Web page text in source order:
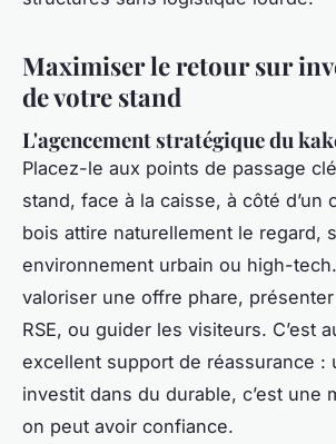
Maximiser le retour sur
de votre stand
L'agencement stratégique du
Placez-le aux points de passage
stand, face à la caisse, à côté d’un
bois attire naturellement le regard,
environnement urbain ou high-
valoriser une offre phare,
RSE, ou guider les visiteurs. C’est
excellent support de réassurance :
investit dans du durable, c’est une
on peut avoir confiance.